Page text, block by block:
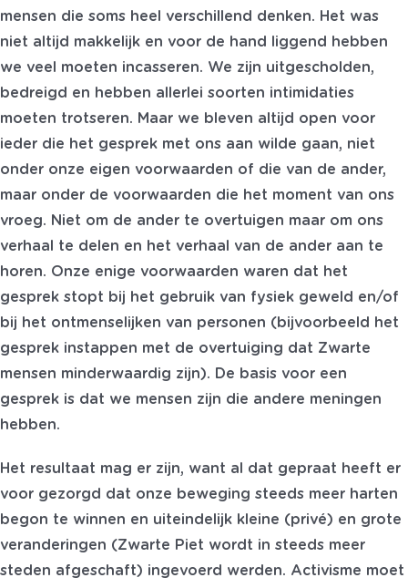
mensen die soms heel verschillend denken. Het was
niet altijd makkelijk en voor de hand liggend hebben
we veel moeten incasseren. We zijn uitgescholden,
bedreigd en hebben allerlei soorten intimidaties
moeten trotseren. Maar we bleven altijd open voor
ieder die het gesprek met ons aan wilde gaan, niet
onder onze eigen voorwaarden of die van de ander,
maar onder de voorwaarden die het moment van ons
vroeg. Niet om de ander te overtuigen maar om ons
verhaal te delen en het verhaal van de ander aan te
horen. Onze enige voorwaarden waren dat het
gesprek stopt bij het gebruik van fysiek geweld en/of
bij het ontmenselijken van personen (bijvoorbeeld het
gesprek instappen met de overtuiging dat Zwarte
mensen minderwaardig zijn). De basis voor een
gesprek is dat we mensen zijn die andere meningen
hebben.
Het resultaat mag er zijn, want al dat gepraat heeft er
voor gezorgd dat onze beweging steeds meer harten
begon te winnen en uiteindelijk kleine (privé) en grote
veranderingen (Zwarte Piet wordt in steeds meer
steden afgeschaft) ingevoerd werden. Activisme moet